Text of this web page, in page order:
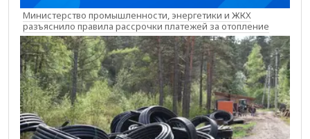
Министерство промышленности, энергетики и ЖКХ
разъяснило правила рассрочки платежей за отопление